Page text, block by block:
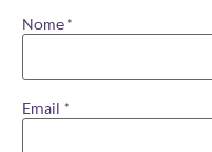
Nome *
Email *